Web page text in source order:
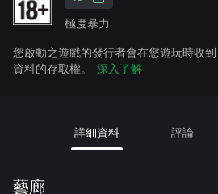
極度暴力
您啟動之遊戲的發行者會在您遊玩時收
資料的存取權。
深入了解
詳細資料 評論
藝廊